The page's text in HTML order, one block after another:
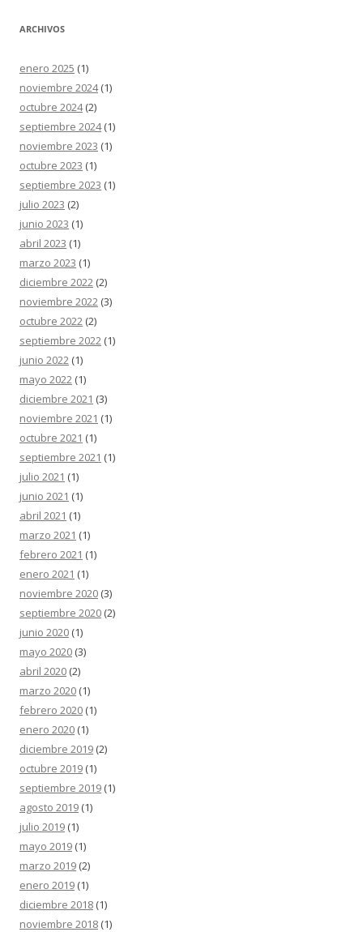
ARCHIVOS
enero 2025 (1)
noviembre 2024(1)
octubre 2024(2)
septiembre 2024(1)
noviembre 2023 (1)
octubre 2023 (1)
septiembre 2023 (1)
julio 2023 (2)
junio 2023 (1)
abril 2023 (1)
marzo 2023 (1)
diciembre 2022 (2)
noviembre 2022 (3)
octubre 2022 (2)
septiembre 2022 (1)
junio 2022 (1)
mayo 2022 (1)
diciembre 2021 (3)
noviembre 2021 (1)
octubre 2021 (1)
septiembre 2021 (1)
julio 2021 (1)
junio 2021 (1)
abril 2021 (1)
marzo 2021 (1)
febrero 2021 (1)
enero 2021 (1)
noviembre 2020 (3)
septiembre 2020 (2)
junio 2020 (1)
mayo 2020 (3)
abril 2020 (2)
marzo 2020 (1)
febrero 2020 (1)
enero 2020 (1)
diciembre 2019 (2)
octubre 2019 (1)
septiembre 2019 (1)
agosto 2019 (1)
julio 2019 (1)
mayo 2019 (1)
marzo 2019 (2)
enero 2019 (1)
diciembre 2018 (1)
noviembre 2018 (1)